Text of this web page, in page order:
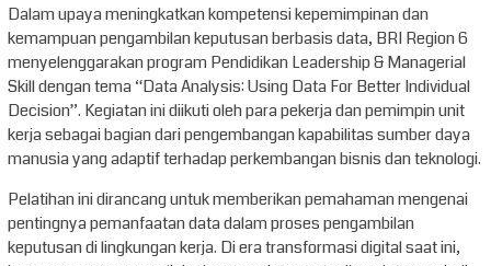
Dalam upaya meningkatkan kompetensi kepemimpinan dan
kemampuan pengambilan keputusan berbasis data, BRI Region 6
menyelenggarakan program Pendidikan Leadership & Managerial
Skill dengan tema “Data Analysis: Using Data For Better Individual
Decision”. Kegiatan ini diikuti oleh para pekerja dan pemimpin unit
kerja sebagai bagian dari pengembangan kapabilitas sumber daya
manusia yang adaptif terhadap perkembangan bisnis dan teknologi.
Pelatihan ini dirancang untuk memberikan pemahaman mengenai
pentingnya pemanfaatan data dalam proses pengambilan
keputusan di lingkungan kerja. Di era transformasi digital saat ini,